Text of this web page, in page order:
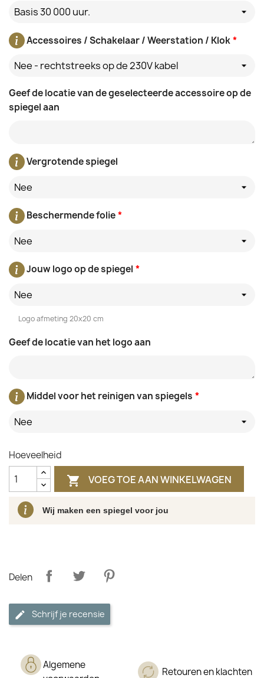
Basis 30 000 uur.
*
Accessoires / Schakelaar / Weerstation / Klok
Nee - rechtstreeks op de 230V kabel
Geef de locatie van de geselecteerde accessoire op de
spiegel aan
Vergrotende spiegel
Nee
*
Beschermende folie
Nee
*
Jouw logo op de spiegel
Nee
Logo afmeting 20x20 cm
Geef de locatie van het logo aan
*
Middel voor het reinigen van spiegels
Nee
Hoeveelheid
 VOEG TOE AAN WINKELWAGEN
Wij maken een spiegel voor jou
Delen
Schrijf je recensie
Algemene
Retouren en klachten